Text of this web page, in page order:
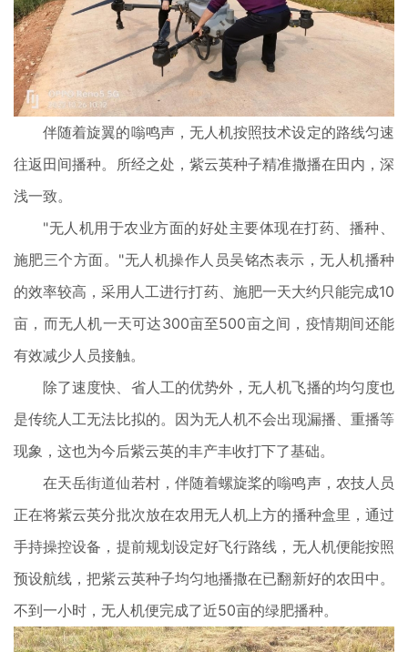
伴随着旋翼的嗡鸣声，无人机按照技术设定的路线匀速
往返田间播种。所经之处，紫云英种子精准撒播在田内，深
浅一致。
"无人机用于农业方面的好处主要体现在打药、播种、
施肥三个方面。"无人机操作人员吴铭杰表示，无人机播种
的效率较高，采用人工进行打药、施肥一天大约只能完成10
亩，而无人机一天可达300亩至500亩之间，疫情期间还能
有效减少人员接触。
除了速度快、省人工的优势外，无人机飞播的均匀度也
是传统人工无法比拟的。因为无人机不会出现漏播、重播等
现象，这也为今后紫云英的丰产丰收打下了基础。
在天岳街道仙若村，伴随着螺旋桨的嗡鸣声，农技人员
正在将紫云英分批次放在农用无人机上方的播种盒里，通过
手持操控设备，提前规划设定好飞行路线，无人机便能按照
预设航线，把紫云英种子均匀地播撒在已翻新好的农田中。
不到一小时，无人机便完成了近50亩的绿肥播种。